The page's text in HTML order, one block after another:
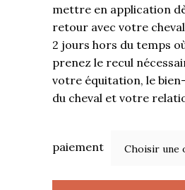
mettre en application
retour avec votre
2 jours hors du temps
prenez le recul
votre équitation, le
du cheval et votre
paiement Choisir une